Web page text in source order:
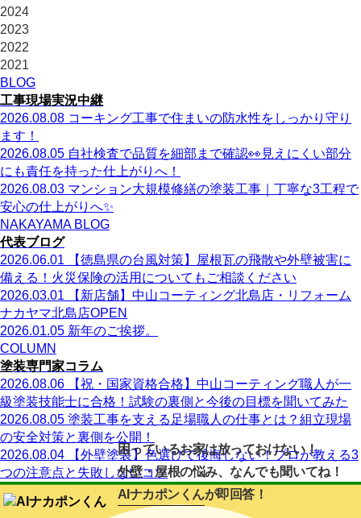
2024
2023
2022
2021
BLOG
工事現場実況中継
2026.08.08 コーキング工事で住まいの防水性をしっかり守り
ます！
2026.08.05 自社検査で品質を細部まで確認👀見えにくい部分
にも責任を持った仕上がりへ！
2026.08.03 マンション大規模修繕の塗装工事｜丁寧な3工程で
安心の仕上がりへ✨
NAKAYAMA BLOG
代表ブログ
2026.06.01
【徳島県の台風対策】屋根瓦の飛散や外壁被害に
備える！火災保険の活用についてもご相談ください
2026.03.01
【新店舗】中山コーティング北島店・リフォーム
ナカヤマ北島店OPEN
2026.01.05 新年のご挨拶。
COLUMN
塗装専門家コラム
2026.08.06
【祝・国家資格合格】中山コーティング職人が一
級塗装技能士に合格！試験の裏側と今後の目標を聞いてみた
2026.08.05 塗装工事を支える足場職人の仕事とは？組立現場
の安全対策と裏側を公開！
2026.08.04
【外壁塗装】色選びで後悔しない！プロが教える3
つの注意点と失敗しないコツ
困っているお家は放っておけない！
外壁・屋根の悩み、なんでも聞いてね！
AIナカポンくんが即回答！